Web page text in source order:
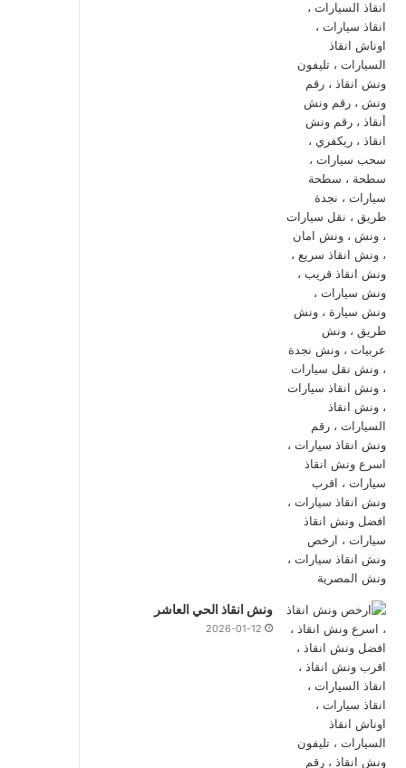
ونش انقاذ الحي العاشر
2026-01-12